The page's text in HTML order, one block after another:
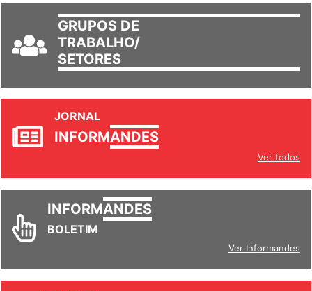
GRUPOS DE
TRABALHO/
SETORES
JORNAL
INFORMANDES
Ver todos
INFORMANDES
BOLETIM
Ver Informandes